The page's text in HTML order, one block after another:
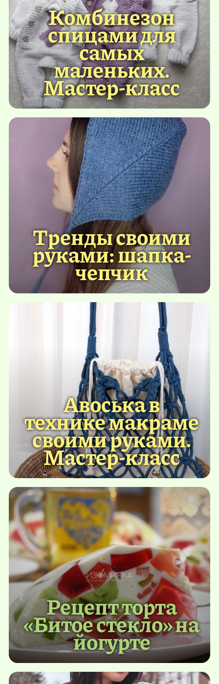
Комбинезон
спицами для
самых
маленьких.
Мастер-класс
Тренды своими
руками: шапка-
чепчик
Авоська в
технике макраме
своими руками.
Мастер-класс
Рецепт торта
«Битое стекло» на
йогурте